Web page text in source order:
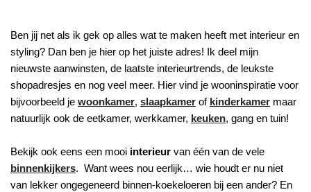
Ben jij net als ik gek op alles wat te maken heeft met interieur en
styling? Dan ben je hier op het juiste adres! Ik deel mijn
nieuwste aanwinsten, de laatste interieurtrends, de leukste
shopadresjes en nog veel meer. Hier vind je wooninspiratie voor
bijvoorbeeld je woonkamer, slaapkamer of kinderkamer maar
natuurlijk ook de eetkamer, werkkamer, keuken, gang en tuin!
Bekijk ook eens een mooi interieur van één van de vele
binnenkijkers. Want wees nou eerlijk… wie houdt er nu niet
van lekker ongegeneerd binnen-koekeloeren bij een ander? En